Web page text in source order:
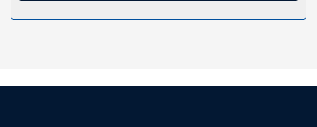
Este motel oferece áreas para fumadores.